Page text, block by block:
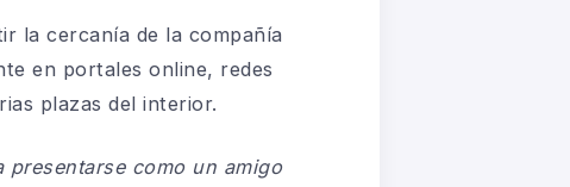
la cercanía de la compañía
en portales online, redes
plazas del interior.
presentarse como un amigo